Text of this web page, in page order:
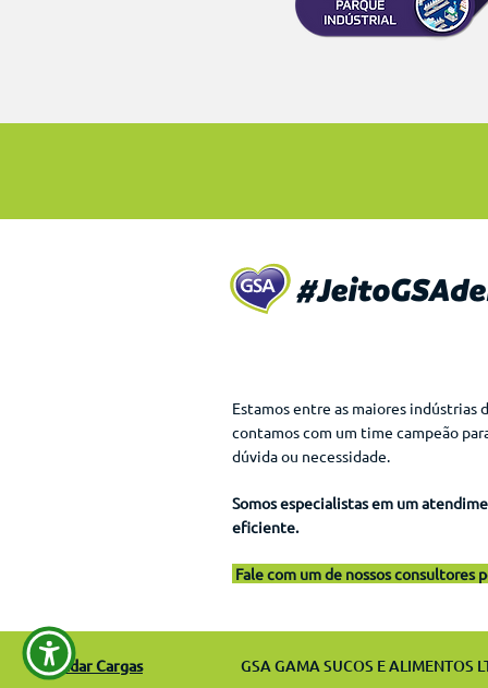
Estamos entre as maiores indústrias
contamos com um time campeão
dúvida ou necessidade.
Somos especialistas em um
eficiente.
Fale com um de nossos consultores
Agendar Cargas GSA GAMA SUCOS E ALIMENTOS